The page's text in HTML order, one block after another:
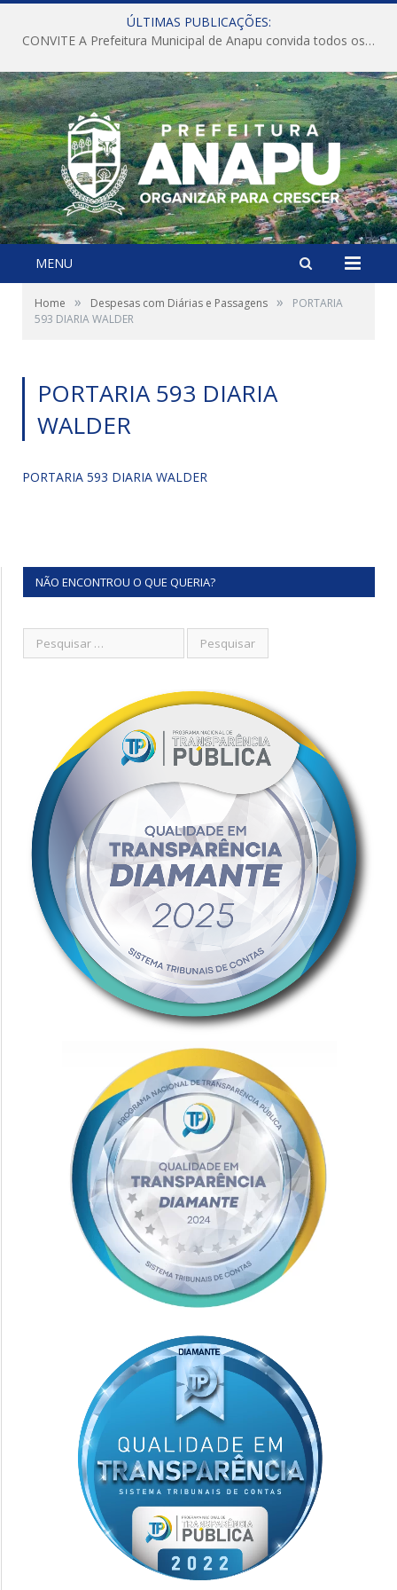
ÚLTIMAS PUBLICAÇÕES:
CONVITE A Prefeitura Municipal de Anapu convida todos os servidores públicos municipais para participarem da Audiência Pública de discussão da Lei de Diretrizes Orçamentárias (LDO), importante instrumento de planejamento das ações e investimentos da Administração Pública para o próximo exercício financeiro.
MENU
Home » Despesas com Diárias e Passagens »
PORTARIA
593 DIARIA WALDER
PORTARIA 593 DIARIA
WALDER
PORTARIA 593 DIARIA WALDER
NÃO ENCONTROU O QUE QUERIA?